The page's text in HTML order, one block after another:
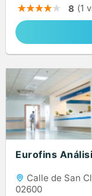
8 (1
Eurofins
Calle de San
02600